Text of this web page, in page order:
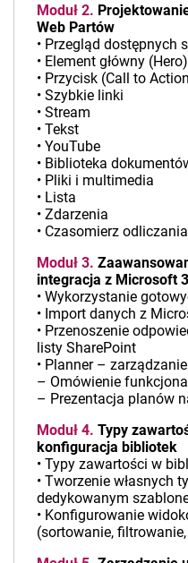
Moduł 2.
Web Partów
• Przegląd dostępnych
• Element główny (Hero)
• Przycisk (Call to
• Szybkie linki
• Stream
• Tekst
• YouTube
• Biblioteka
• Pliki i multimedia
• Lista
• Zdarzenia
• Czasomierz odliczania
Moduł 3.
integracja z Microsoft
• Wykorzystanie
• Import danych z
• Przenoszenie
listy SharePoint
• Planner –
– Omówienie
– Prezentacja planów
Moduł 4. Typy
konfiguracja bibliotek
• Typy zawartości w
• Tworzenie własnych
dedykowanym
• Konfigurowanie
(sortowanie,